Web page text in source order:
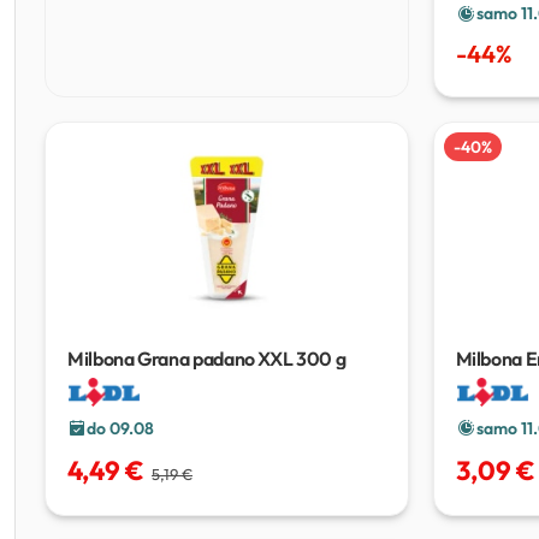
samo
-44%
Milbona Grana padano XXL300 g
do 09.08
4,49 € 5,19 €
-40%
Milbona
samo
3,09 €